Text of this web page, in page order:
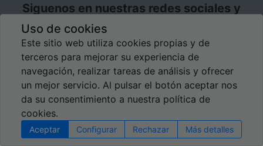
Siguenos en nuestras redes sociales y
estarás al día de muchas novedades y
ofertas
WhatsAppLinkedInTikTokYouTubePinterestInstagram
DÓNDE ESTAMOS
Calle Vertical VI, 22-I
Uso de cookies
Este sitio web utiliza cookies propias y de
terceros para mejorar su experiencia de
navegación, realizar tareas de análisis y ofrecer
un mejor servicio. Al pulsar el botón aceptar nos
da su consentimiento a nuestra política de
cookies.
Aceptar Configurar Rechazar Más detalles